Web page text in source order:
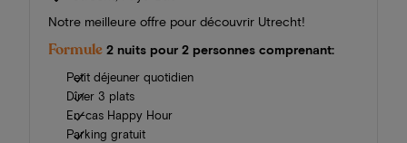
Notre meilleure offre pour découvrir Utrecht!
Formule 2 nuits pour 2 personnes comprenant:
Petit déjeuner quotidien
Dîner 3 plats
En-cas Happy Hour
Parking gratuit